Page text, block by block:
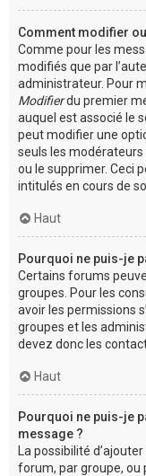
Comment modifier
Comme pour les
modifiés que par
administrateur. Pour
Modifierdu premier
auquel est associé le
peut modifier une
seuls les
ou le supprimer. Ceci
intitulés en cours de
Haut
Pourquoi ne puis-je
Certains forums
groupes. Pour les
avoir les permissions
groupes et les
devez donc les
Haut
Pourquoi ne puis-je
message ?
La possibilité
forum, par groupe, ou